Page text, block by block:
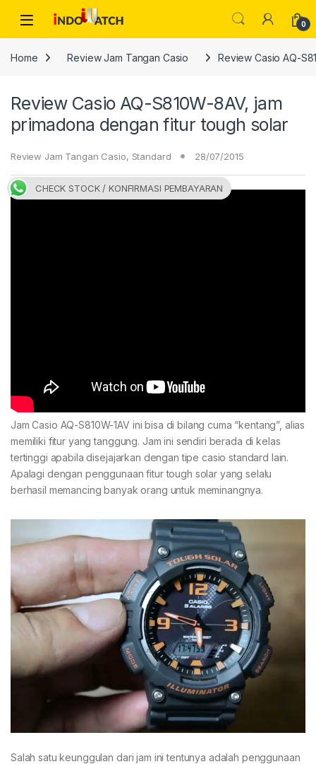
Open 0
Home Review Jam Tangan Casio Review Casio AQ-
Review Casio AQ-S810W-8AV, jam
primadona dengan fitur tough solar
Review Jam Tangan Casio, Standard 28/07/2015
Jam Casio AQ-S810W-1AV ini bisa di bilang cuma “kentang”, alias
memiliki fitur yang tanggung. Jam ini sendiri berada di kelas
tertinggi apabila disejajarkan dengan tipe casio standard lain.
Apalagi dengan penggunaan fitur tough solar yang selalu
berhasil memancing banyak orang untuk meminangnya.
Salah satu keunggulan dari jam ini tentunya adalah penggunaan
CHECK STOCK / KONFIRMASI PEMBAYARAN